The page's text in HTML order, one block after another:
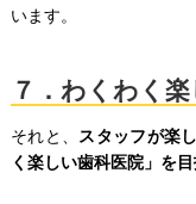
います。
７．わくわく
それと、
スタッフが楽
く楽しい歯科医院」を